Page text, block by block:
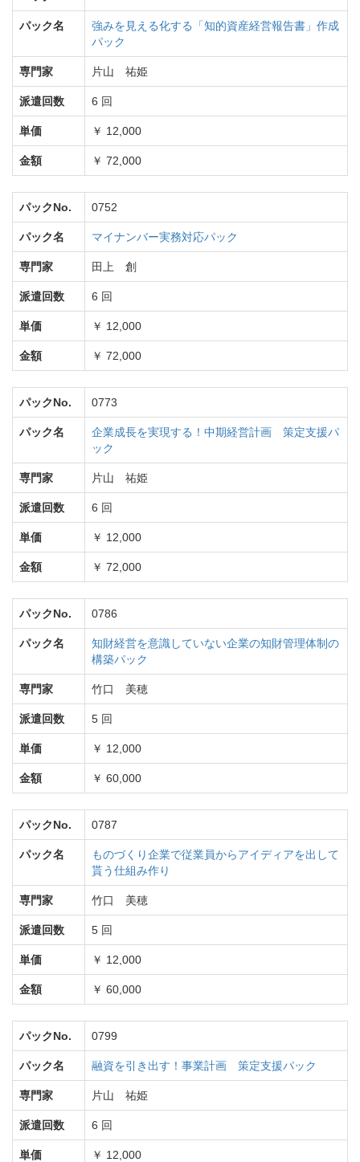
パック名
強みを見える化する「知的資産経営報告書」作成
パック
専門家 片山 祐姫
派遣回数 6 回
単価 ￥ 12,000
金額 ￥ 72,000
パックNo. 0752
パック名 マイナンバー実務対応パック
専門家 田上 創
派遣回数 6 回
単価 ￥ 12,000
金額 ￥ 72,000
パックNo. 0773
パック名
企業成長を実現する！中期経営計画 策定支援パ
ック
専門家 片山 祐姫
派遣回数 6 回
単価 ￥ 12,000
金額 ￥ 72,000
パックNo. 0786
パック名
知財経営を意識していない企業の知財管理体制の
構築パック
専門家 竹口 美穂
派遣回数 5 回
単価 ￥ 12,000
金額 ￥ 60,000
パックNo. 0787
パック名
ものづくり企業で従業員からアイディアを出して
貰う仕組み作り
専門家 竹口 美穂
派遣回数 5 回
単価 ￥ 12,000
金額 ￥ 60,000
パックNo. 0799
パック名 融資を引き出す！事業計画 策定支援パック
専門家 片山 祐姫
派遣回数 6 回
単価 ￥ 12,000